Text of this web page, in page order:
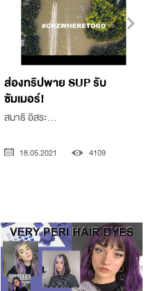
ส่องทริปพาย SUP รับ
ซัมเมอร์!
สมาธิ อิสระ...
18.05.2021 4109